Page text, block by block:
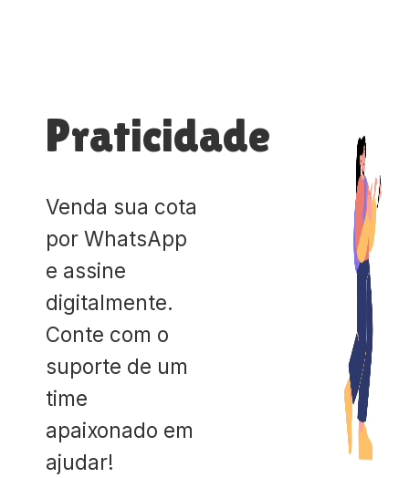
Praticidade
Venda sua cota
por WhatsApp
e assine
digitalmente.
Conte com o
suporte de um
time
apaixonado em
ajudar!